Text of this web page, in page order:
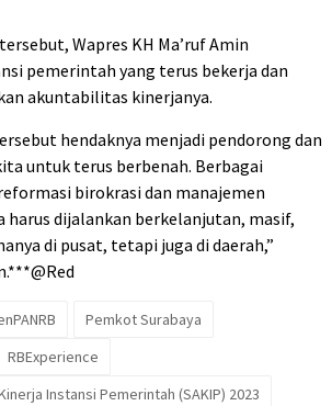
Wapres KH Ma’ruf Amin
pemerintah yang terus bekerja dan
akuntabilitas kinerjanya.
hendaknya menjadi pendorong dan
untuk terus berbenah. Berbagai
birokrasi dan manajemen
harus dijalankan berkelanjutan, masif,
di pusat, tetapi juga di daerah,”
Pemkot Surabaya
RBExperience
Instansi Pemerintah (SAKIP) 2023